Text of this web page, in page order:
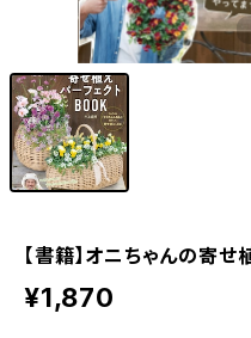
【書籍】オニちゃんの寄
¥1,870